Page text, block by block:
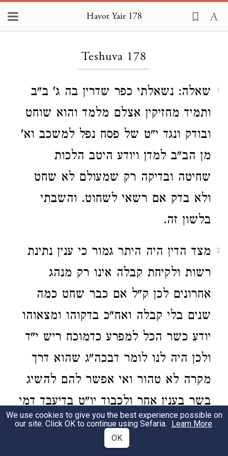
Havot Yair 178
Teshuva 178
1
שאלה: נשאלתי כפר שדרין בה ג' ב"ב
ותמיד מחזיקין אצלם מלמד והוא שוחט
ובודק ונגד י"ט של פסח נפל למשכב וא'
מן הב"ב למדן ויודע היטב הלכות
שחיטה ובדיקה רק שמעולם לא שחט
ולא בדק אם רשאי לשחוט. והשבתי
בלשון זה.
2
מצד הדין היה היתר גמור כי ענין נתינת
רשות ולקיחת קבלה אינו רק מנהג
אחרונים לכן ק"ל אם כבר שחט כמה
שנים בלי קבלה ואח"כ בדקוהו ומצאוהו
יודע כשר הכל למפרע כדמוכח ריש י"ד
ולכן היה לנו לומר דבכה"ג שהוא דרך
מקרה לא טהור ואי אפשר להם להשיג
בשר בענין אחר ולכבוד יו"ט בדיעבד דמי
כי בשלשתן מצינו בכמה דוכתי שהקילו
רז"ל הן בדבר שנזדמן לו לפי שעה גבי
We use cookies to give you the best experience possible on
our site. Click OK to continue using Sefaria. Learn More.
OK